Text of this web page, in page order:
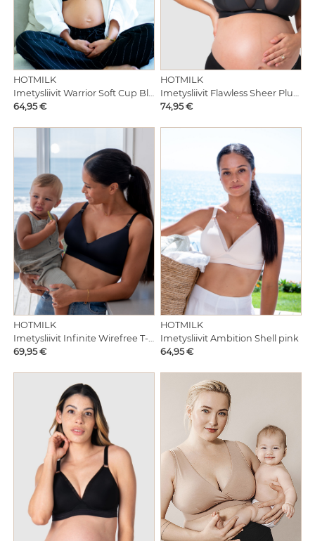
HOTMILK
Imetysliivit Warrior Soft Cup Black
Hinta
64,95 €
HOTMILK
Imetysliivit Flawless Sheer Plunge Black
Hinta
74,95 €
HOTMILK
Hinta
69,95 €
HOTMILK
Imetysliivit Ambition Shell pink
Hinta
64,95 €